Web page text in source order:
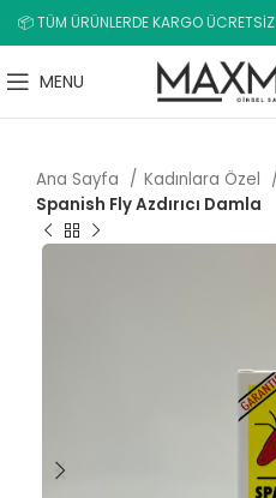
📦 TÜM ÜRÜNLERDE KARGO ÜCRETSİZ
MENU
Ana Sayfa Kadınlara Özel
Spanish Fly Azdırıcı Damla